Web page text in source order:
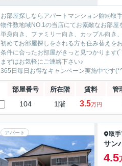
お部屋探しならアパートマンション館㈱取
物件数地域NO.1の当店にてお素敵なお部屋
単身向き、ファミリー向き、カップル向き
初めてお部屋探しをされる方も住み替えを
条件に合ったお部屋がきっと見つかります
まずはお気軽にご連絡下さい♪
365日毎日お得なキャンペーン実施中です
部屋番号 所在階 賃料 管
104 1階 3.5万円
アパート 取
サン
4.5